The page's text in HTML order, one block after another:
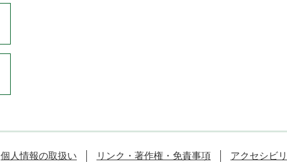
個人情報の取扱い リンク・著作権・免責事項 アクセシビ